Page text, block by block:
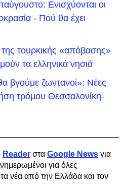
Ενισχύονται οι
- Πού θα έχει
τουρκικής «απόβασης»
τα ελληνικά νησιά
βγούμε ζωντανοί»: Νέες
τρόμου Θεσσαλονίκη-
Reader στα Google News για
για όλες
τα νέα από την Ελλάδα και τον